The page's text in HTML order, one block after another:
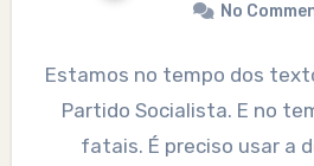
No
Estamos no tempo dos
Partido Socialista. E no
fatais. É preciso usar a